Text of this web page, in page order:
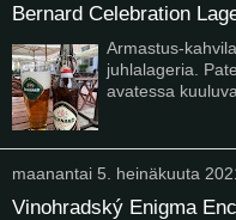
Bernard Celebration
Armastus-
juhlalageria.
avatessa
maanantai 5. heinäkuuta
Vinohradský Enigma